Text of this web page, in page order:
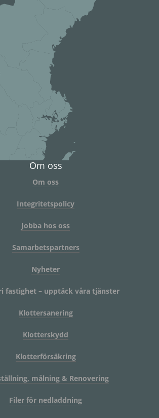
Om oss
Om oss
Integritetspolicy
Jobba hos oss
Samarbetspartners
Nyheter
fastighet – upptäck våra tjänster
Klottersanering
Klotterskydd
Klotterförsäkring
målning & Renovering
Filer för nedladdning